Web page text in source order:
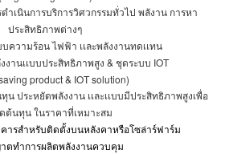
ำเนินการบริการวิศวกรรมทั่วไป พลังาน การหา
ประสิทธิภาพต่างๆ
บความร้อน ไฟฟ้า เเละพลังงานทดเเทน
านเเบบประสิทธิภาพสูง &ชุดระบบ IOT
product & IOT solution)
ประหยัดพลังงาน เเละเเบบมีประสิทธิภาพสูงเพื่อ
ต้นทุน ในราคาที่เหมาะสม
รสำหรับติดตั้งบนหลังคาหรือโซล่าร์ฟาร์ม
ตทำการผลิตพลังงานควบคุม